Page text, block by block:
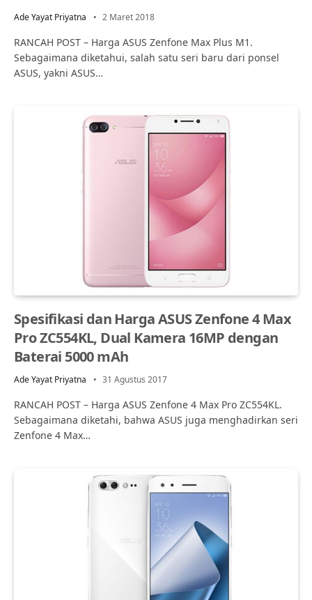
Ade Yayat Priyatna 2 Maret 2018
RANCAH POST – Harga ASUS Zenfone Max Plus M1.
Sebagaimana diketahui, salah satu seri baru dari ponsel
ASUS, yakni ASUS…
Spesifikasi dan Harga ASUS Zenfone 4 Max
Pro ZC554KL, Dual Kamera 16MP dengan
Baterai 5000 mAh
Ade Yayat Priyatna 31 Agustus 2017
RANCAH POST – Harga ASUS Zenfone 4 Max Pro ZC554KL.
Sebagaimana diketahi, bahwa ASUS juga menghadirkan seri
Zenfone 4 Max…